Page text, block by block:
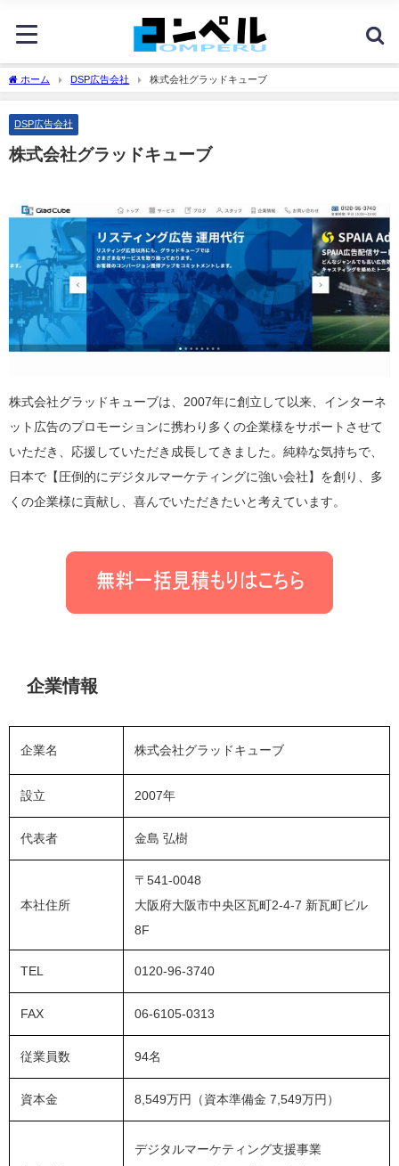
ホーム DSP広告会社 株式会社グラッドキューブ
DSP広告会社
株式会社グラッドキューブ
株式会社グラッドキューブは、2007年に創立して以来、インターネ
ット広告のプロモーションに携わり多くの企業様をサポートさせて
いただき、応援していただき成長してきました。純粋な気持ちで、
日本で【圧倒的にデジタルマーケティングに強い会社】を創り、多
くの企業様に貢献し、喜んでいただきたいと考えています。
企業情報
企業名 株式会社グラッドキューブ
設立 2007年
代表者 金島 弘樹
本社住所
〒541-0048
大阪府大阪市中央区瓦町2-4-7 新瓦町ビル
8F
TEL 0120-96-3740
FAX 06-6105-0313
従業員数 94名
資本金 8,549万円（資本準備金 7,549万円）
デジタルマーケティング支援事業